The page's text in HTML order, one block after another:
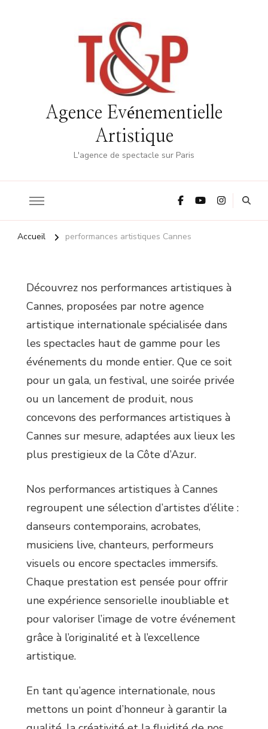
Agence Evénementielle
Artistique
L'agence de spectacle sur Paris
Accueil performances artistiques Cannes
Découvrez nos performances artistiques à
Cannes, proposées par notre agence
artistique internationale spécialisée dans
les spectacles haut de gamme pour les
événements du monde entier. Que ce soit
pour un gala, un festival, une soirée privée
ou un lancement de produit, nous
concevons des performances artistiques à
Cannes sur mesure, adaptées aux lieux les
plus prestigieux de la Côte d’Azur.
Nos performances artistiques à Cannes
regroupent une sélection d’artistes d’élite :
danseurs contemporains, acrobates,
musiciens live, chanteurs, performeurs
visuels ou encore spectacles immersifs.
Chaque prestation est pensée pour offrir
une expérience sensorielle inoubliable et
pour valoriser l’image de votre événement
grâce à l’originalité et à l’excellence
artistique.
En tant qu’agence internationale, nous
mettons un point d’honneur à garantir la